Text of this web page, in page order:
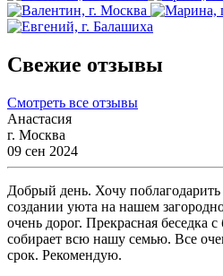
Свежие отзывы
Смотреть все отзывы
Анастасия
г. Москва
09 сен 2024
Добрый день. Хочу
создании уюта на нашем
очень дорог. Прекрасная беседка
собирает всю нашу семью. Все
срок. Рекомендую.